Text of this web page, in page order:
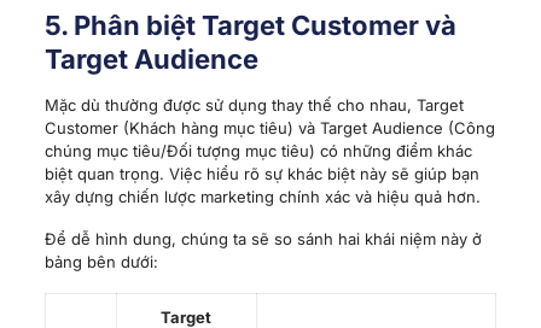
5. Phân biệt Target Customer và
Target Audience
Mặc dù thường được sử dụng thay thế cho nhau, Target
Customer (Khách hàng mục tiêu) và Target Audience (Công
chúng mục tiêu/Đối tượng mục tiêu) có những điểm khác
biệt quan trọng. Việc hiểu rõ sự khác biệt này sẽ giúp bạn
xây dựng chiến lược marketing chính xác và hiệu quả hơn.
Để dễ hình dung, chúng ta sẽ so sánh hai khái niệm này ở
bảng bên dưới:
Target